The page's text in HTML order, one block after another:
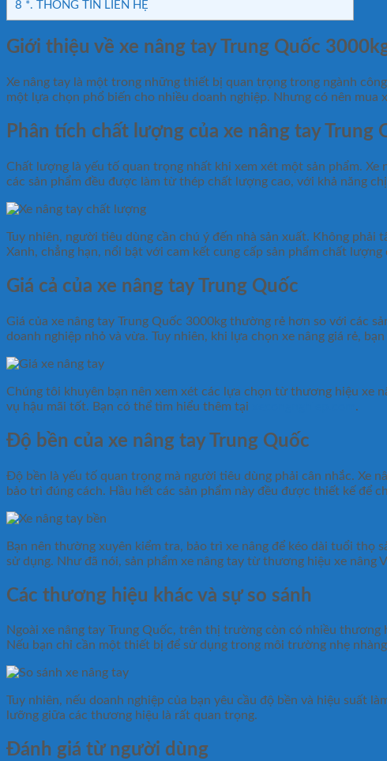
8 *. THÔNG TIN LIÊN HỆ
Giới thiệu về xe nâng tay Trung Quốc
Xe nâng tay là một trong những thiết bị quan trọng trong ngành
một lựa chọn phổ biến cho nhiều doanh nghiệp. Nhưng có nên
Phân tích chất lượng của xe nâng tay Trung
Chất lượng là yếu tố quan trọng nhất khi xem xét một sản phẩm.
các sản phẩm đều được làm từ thép chất lượng cao, với khả năng
Tuy nhiên, người tiêu dùng cần chú ý đến nhà sản xuất. Không
Xanh, chẳng hạn, nổi bật với cam kết cung cấp sản phẩm chất lượng
Giá cả của xe nâng tay Trung Quốc
Giá của xe nâng tay Trung Quốc 3000kg thường rẻ hơn so với các
doanh nghiệp nhỏ và vừa. Tuy nhiên, khi lựa chọn xe nâng giá rẻ,
Chúng tôi khuyên bạn nên xem xét các lựa chọn từ thương hiệu xe
vụ hậu mãi tốt. Bạn có thể tìm hiểu thêm tại
.
Độ bền của xe nâng tay Trung Quốc
Độ bền là yếu tố quan trọng mà người tiêu dùng phải cân nhắc. Xe
bảo trì đúng cách. Hầu hết các sản phẩm này đều được thiết kế để
Bạn nên thường xuyên kiểm tra, bảo trì xe nâng để kéo dài tuổi
sử dụng. Như đã nói, sản phẩm xe nâng tay từ thương hiệu xe nâng
Các thương hiệu khác và sự so sánh
Ngoài xe nâng tay Trung Quốc, trên thị trường còn có nhiều
Nếu bạn chỉ cần một thiết bị để sử dụng trong môi trường nhẹ
Tuy nhiên, nếu doanh nghiệp của bạn yêu cầu độ bền và hiệu suất
lưỡng giữa các thương hiệu là rất quan trọng.
Đánh giá từ người dùng